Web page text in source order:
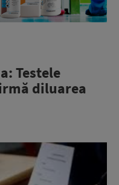
Testele
diluarea